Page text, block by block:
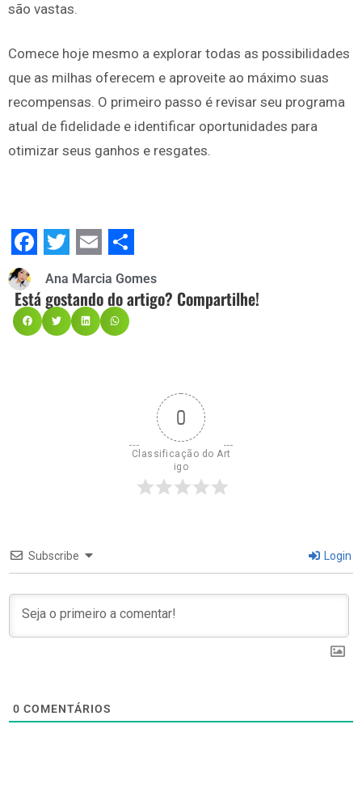
são vastas.
Comece hoje mesmo a explorar todas as possibilidades
que as milhas oferecem e aproveite ao máximo suas
recompensas. O primeiro passo é revisar seu programa
atual de fidelidade e identificar oportunidades para
otimizar seus ganhos e resgates.
Facebook
Twitter
Email
Share
Ana Marcia Gomes
Está gostando do artigo? Compartilhe!
0
Classificação do Art
igo
Subscribe Login
0 COMENTÁRIOS